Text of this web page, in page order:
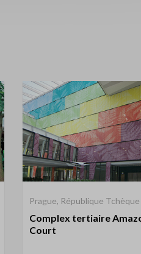
Prague, République Tchèque
Complex tertiaire
Court